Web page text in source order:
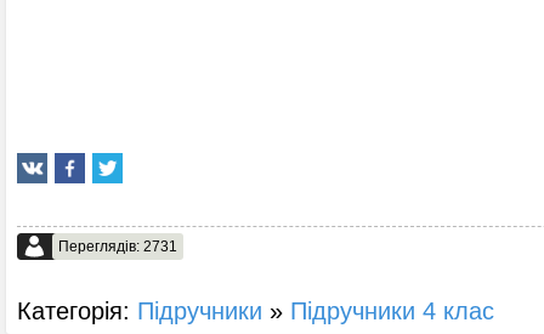
Переглядів: 2731
Категорія: Підручники » Підручники 4 клас